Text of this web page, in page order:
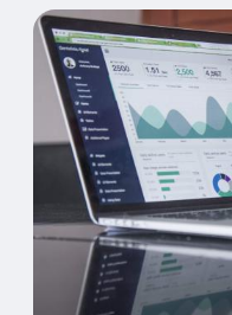
Nos rapports d'activité
Vignette